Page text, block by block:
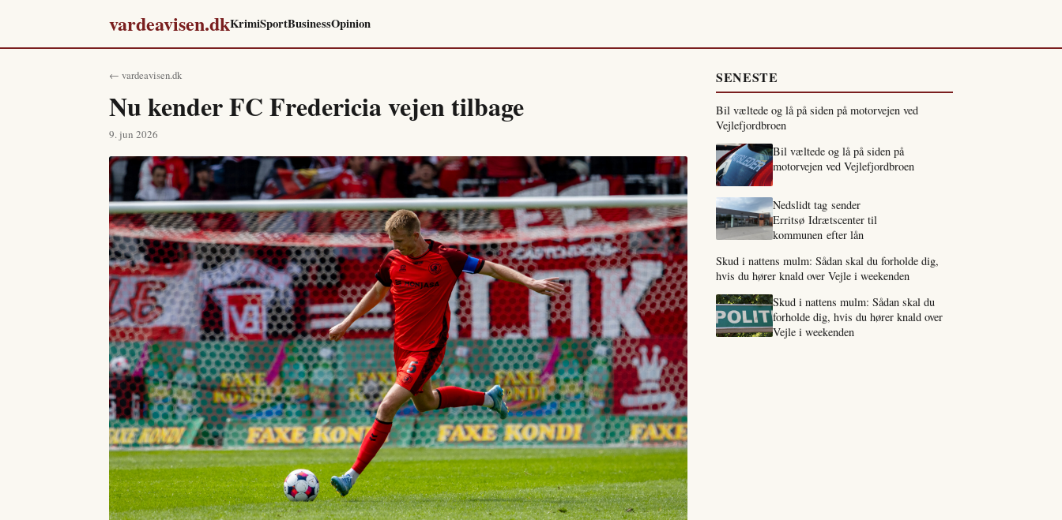
vardeavisen.dkKrimiSportBusinessOpinion
← vardeavisen.dk
Nu kender FC Fredericia vejen tilbage
9. jun 2026
SENESTE
Bil væltede og lå på siden på motorvejen ved
Vejlefjordbroen
Bil væltede og lå på siden på
motorvejen ved Vejlefjordbroen
Nedslidt tag sender
Erritsø Idrætscenter til
kommunen efter lån
Skud i nattens mulm: Sådan skal du forholde dig,
hvis du hører knald over Vejle i weekenden
Skud i nattens mulm: Sådan skal du
forholde dig, hvis du hører knald over
Vejle i weekenden